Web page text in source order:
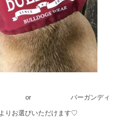
ウン or バーガンディ
りお選びいただけます♡